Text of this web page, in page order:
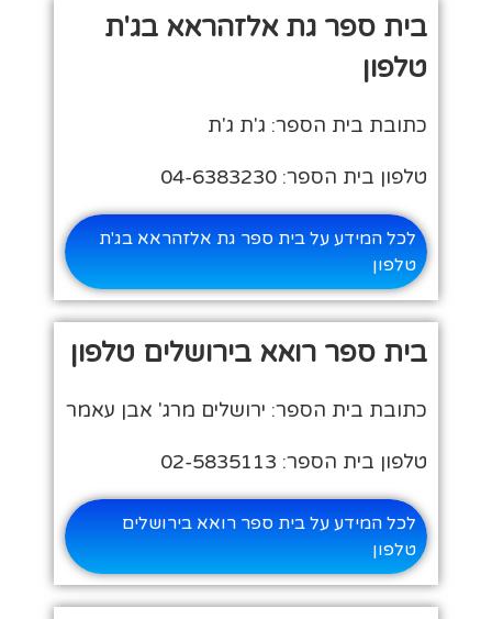
בית ספר גת אלזהראא בג'ת
טלפון
כתובת בית הספר: ג'ת ג'ת
טלפון בית הספר: 04-6383230
לכל המידע על בית ספר גת אלזהראא בג'ת
טלפון
בית ספר רואא בירושלים טלפון
כתובת בית הספר: ירושלים מרג' אבן עאמר
טלפון בית הספר: 02-5835113
לכל המידע על בית ספר רואא בירושלים
טלפון